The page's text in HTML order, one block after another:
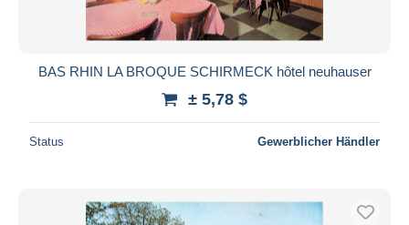
BAS RHIN LA BROQUE SCHIRMECK hôtel neuhauser
± 5,78 $
Status Gewerblicher Händler